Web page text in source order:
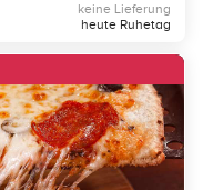
keine Lieferung
heute Ruhetag